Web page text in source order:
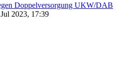
Doppelversorgung UKW/DAB
2023, 17:39